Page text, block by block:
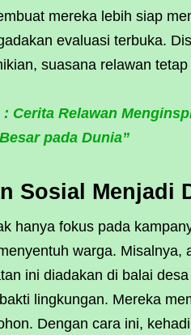
mereka lebih siap
evaluasi terbuka.
suasana relawan
: Cerita Relawan
pada Dunia”
Sosial Menjadi
hanya fokus pada
warga. Misalnya,
ini diadakan di balai
lingkungan. Mereka
Dengan cara ini,